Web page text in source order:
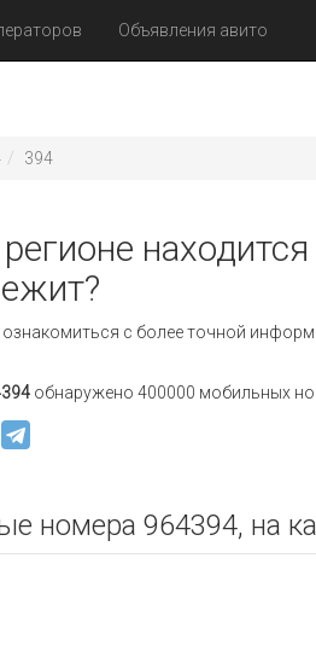
Объявления авито
394
с более точной
обнаружено 400000 мобильных
номера 964394, на